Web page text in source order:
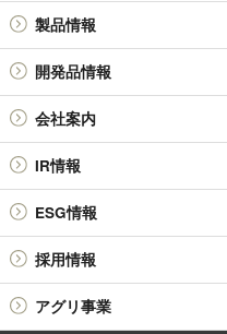
お知らせ
IR
製品情報
アンチモン製品
金属粉末製品（日本アトマイズ加工
その他の製品
技術情報
開発品情報
日本精鉱（株）の金属硫化物
日本精鉱（株）の四酸化アンチモン
会社案内
会社概要
社長メッセージ
基本理念・経営理念
役員体制
会社沿革
IR情報
決算短信
有価証券報告書 / 半期報告書 / 四半
株主総会
報告書 / 中間報告書 / 株主アンケート
ESG情報
品質環境方針
環境への取り組み
社会貢献活動
採用情報
アグリ事業